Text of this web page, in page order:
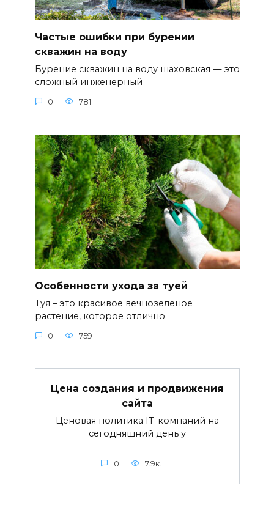
Частые ошибки при бурении
скважин на воду
Бурение скважин на воду шаховская — это
сложный инженерный
0 781
Особенности ухода за туей
Туя – это красивое вечнозеленое
растение, которое отлично
0 759
Цена создания и продвижения
сайта
Ценовая политика IT-компаний на
сегодняшний день у
0 7.9к.